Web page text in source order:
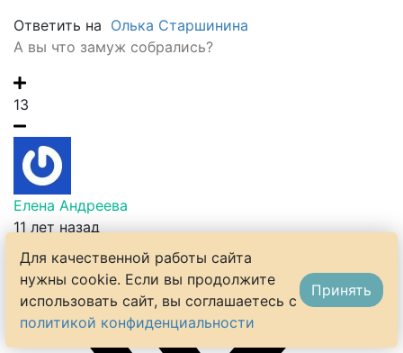
Ответить на Олька Старшинина
А вы что замуж собрались?
13
Εлена Αндреева
11 лет назад
Для качественной работы сайта
нужны cookie. Если вы продолжите
использовать сайт, вы соглашаетесь с
политикой конфиденциальности
Принять